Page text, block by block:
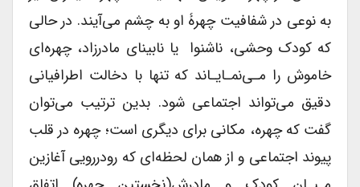
به نوعی در شفافیت چهرۀ او به چشم می‌آیند. در حالی
که کودک وحشی، ناشنوا یا نابینای مادرزاد، چهره‌ای
خاموش را مـی‌نمـایـاند که تنها با دخالت اطرافیانی
دقیق می‌تواند اجتماعی شود. بدین ترتیب می‌توان
گفت که چهره، مکانی برای دیگری است؛ چهره در قلب
پیوند اجتماعی و از همان لحظه‌ای که رودررویی آغازین